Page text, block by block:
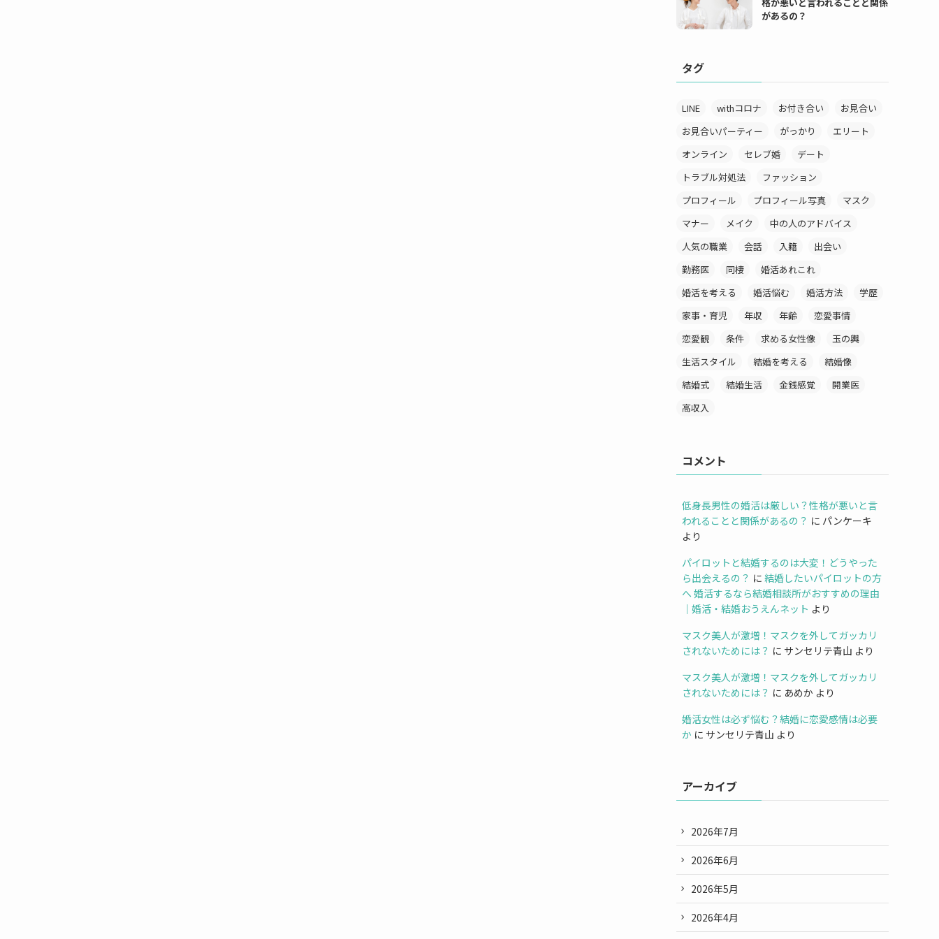
があるの？
タグ
LINE withコロナ お付き合い
お見合い
お見合いパーティー
がっかり
エリート
オンライン
セレブ婚
デート
トラブル対処法
ファッション
プロフィール
プロフィール写真
マスク
マナー
メイク
中の人のアドバイス
人気の職業
会話 入籍
出会い
勤務医
同棲
婚活あれこれ
婚活を考える
婚活悩む 婚活方法
学歴
家事・育児
年収 年齢
恋愛事情
恋愛観
条件 求める女性像
玉の輿
生活スタイル
結婚を考える
結婚像
結婚式
結婚生活 金銭感覚
開業医
高収入
コメント
低身長男性の婚活は厳しい？性格が悪いと言
われることと関係があるの？ に パンケーキ
より
パイロットと結婚するのは大変！どうやった
ら出会えるの？ に 結婚したいパイロットの方
へ 婚活するなら結婚相談所がおすすめの理由
｜婚活・結婚おうえんネット より
マスク美人が激増！マスクを外してガッカリ
されないためには？ に サンセリテ青山 より
マスク美人が激増！マスクを外してガッカリ
されないためには？ に あめか より
婚活女性は必ず悩む？結婚に恋愛感情は必要
か に サンセリテ青山 より
アーカイブ
2026年7月
2026年6月
2026年5月
2026年4月